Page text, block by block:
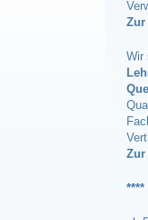
Zur
Wir
Zur
****